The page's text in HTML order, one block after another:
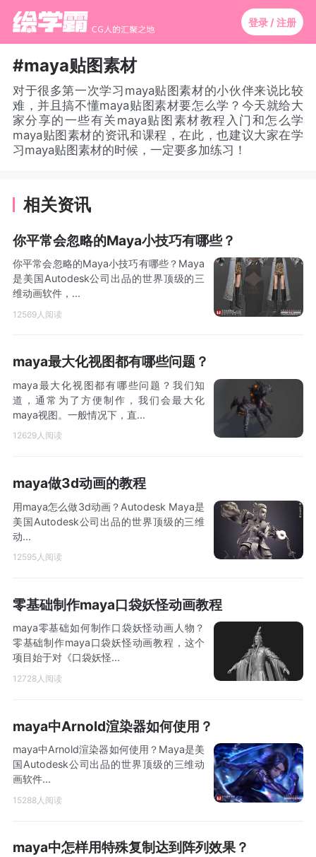
登录 / 注册
#maya贴图素材
对于很多第一次学习maya贴图素材的小伙伴来说比较
难，并且搞不懂maya贴图素材要怎么学？今天就给大
家分享的一些有关maya贴图素材教程入门和怎么学
maya贴图素材的资讯和课程，在此，也建议大家在学
习maya贴图素材的时候，一定要多加练习！
相关资讯
你平常会忽略的Maya小技巧有哪些？
你平常会忽略的Maya小技巧有哪些？Maya
是美国Autodesk公司出品的世界顶级的三
维动画软件，...
12569人阅读
maya最大化视图都有哪些问题？
maya最大化视图都有哪些问题？我们知
道，通常为了方便制作，我们会最大化
maya视图。一般情况下，直...
12629人阅读
maya做3d动画的教程
用maya怎么做3d动画？Autodesk Maya是
美国Autodesk公司出品的世界顶级的三维
动...
12595人阅读
零基础制作maya口袋妖怪动画教程
maya零基础如何制作口袋妖怪动画人物？
零基础制作maya口袋妖怪动画教程，这个
项目始于对《口袋妖怪...
12728人阅读
maya中Arnold渲染器如何使用？
maya中Arnold渲染器如何使用？Maya是美
国Autodesk公司出品的世界顶级的三维动
画软件...
15288人阅读
maya中怎样用特殊复制达到阵列效果？